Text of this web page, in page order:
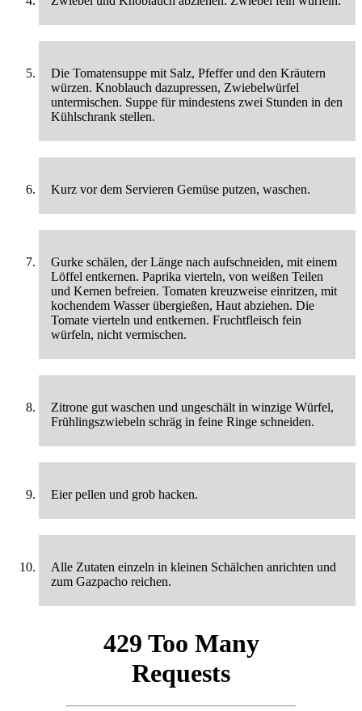
Die Tomatensuppe mit Salz, Pfeffer und den Kräutern
würzen. Knoblauch dazupressen, Zwiebelwürfel
untermischen. Suppe für mindestens zwei Stunden in den
Kühlschrank stellen.
Kurz vor dem Servieren Gemüse putzen, waschen.
Gurke schälen, der Länge nach aufschneiden, mit einem
Löffel entkernen. Paprika vierteln, von weißen Teilen
und Kernen befreien. Tomaten kreuzweise einritzen, mit
kochendem Wasser übergießen, Haut abziehen. Die
Tomate vierteln und entkernen. Fruchtfleisch fein
würfeln, nicht vermischen.
Zitrone gut waschen und ungeschält in winzige Würfel,
Frühlingszwiebeln schräg in feine Ringe schneiden.
Eier pellen und grob hacken.
Alle Zutaten einzeln in kleinen Schälchen anrichten und
zum Gazpacho reichen.